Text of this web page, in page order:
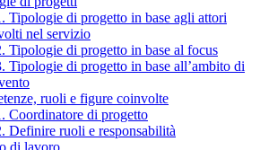
Tipologie di progetto in base agli attori
nel servizio
Tipologie di progetto in base al focus
Tipologie di progetto in base all’ambito di
ruoli e figure coinvolte
Coordinatore di progetto
Definire ruoli e responsabilità
di lavoro